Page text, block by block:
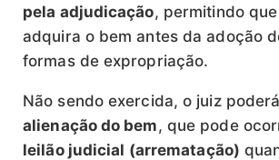
pela adjudicação, permitindo
adquira o bem antes da adoção
formas de expropriação.
Não sendo exercida, o juiz
alienação do bem, que pode
leilão judicial (arrematação)